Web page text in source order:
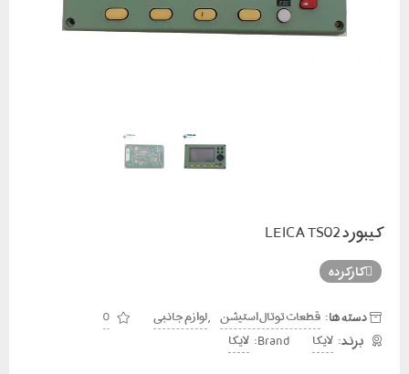
کیبورد LEICA TS02
کارکرده
دسته ها: قطعات توتال استیشن ,لوازم جانبی 0
لایکا Brand: لایکا